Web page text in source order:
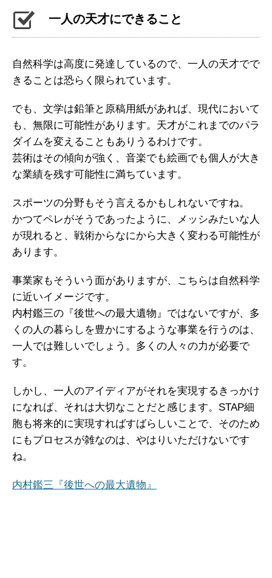
一人の天才にできること
自然科学は高度に発達しているので、一人の天才でで
きることは恐らく限られています。
でも、文学は鉛筆と原稿用紙があれば、現代において
も、無限に可能性があります。天才がこれまでのパラ
ダイムを変えることもありうるわけです。
芸術はその傾向が強く、音楽でも絵画でも個人が大き
な業績を残す可能性に満ちています。
スポーツの分野もそう言えるかもしれないですね。
かつてペレがそうであったように、メッシみたいな人
が現れると、戦術からなにから大きく変わる可能性が
あります。
事業家もそういう面がありますが、こちらは自然科学
に近いイメージです。
内村鑑三の『後世への最大遺物』ではないですが、多
くの人の暮らしを豊かにするような事業を行うのは、
一人では難しいでしょう。多くの人々の力が必要で
す。
しかし、一人のアイディアがそれを実現するきっかけ
になれば、それは大切なことだと感じます。STAP細
胞も将来的に実現すればすばらしいことで、そのため
にもプロセスが雑なのは、やはりいただけないです
ね。
内村鑑三『後世への最大遺物』